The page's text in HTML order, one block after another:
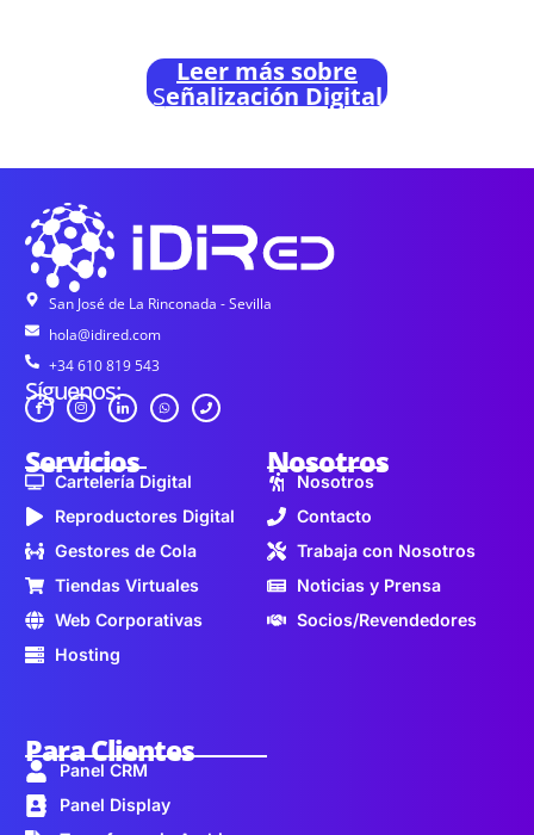
Leer más sobre
Señalización Digital
San José de La Rinconada - Sevilla
hola@idired.com
+34 610 819 543
Síguenos:
Servicios
Cartelería Digital
Reproductores Digital
Gestores de Cola
Tiendas Virtuales
Web Corporativas
Hosting
Nosotros
Nosotros
Contacto
Trabaja con Nosotros
Noticias y Prensa
Socios/Revendedores
Para Clientes
Panel CRM
Panel Display